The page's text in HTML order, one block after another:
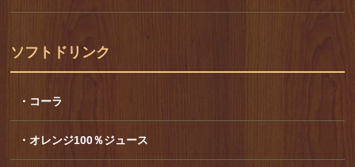
ソフトドリンク
・コーラ
・オレンジ100％ジュース